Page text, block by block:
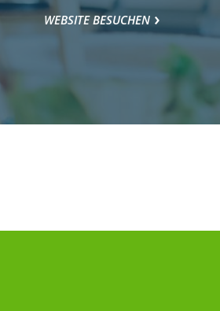
WEBSITE BESUCHEN